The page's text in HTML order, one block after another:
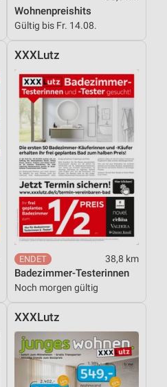
Wohnenpreishits
Gültig bis Fr. 14.08.
XXXLutz
38,8 km
Badezimmer-Testerinnen
Noch morgen gültig
XXXLutz